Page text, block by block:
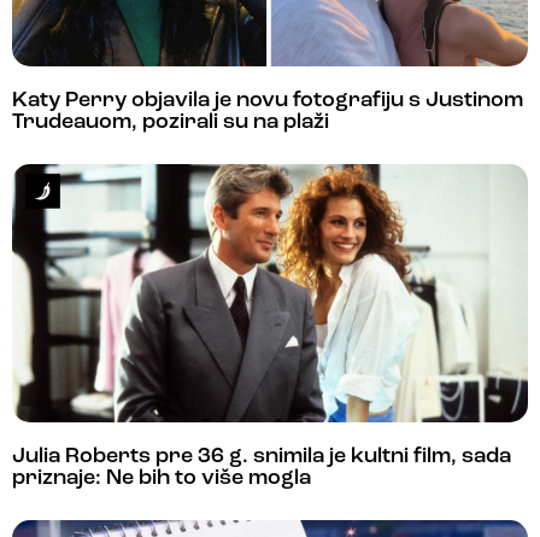
Katy Perry objavila je novu fotografiju s Justinom
Trudeauom, pozirali su na plaži
Julia Roberts pre 36 g. snimila je kultni film, sada
priznaje: Ne bih to više mogla